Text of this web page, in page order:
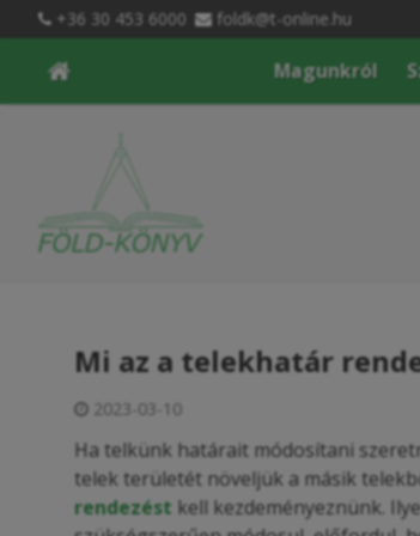
+36 30 453 6000 foldk@t-online.hu
Magunkról
Mi az a telekhatár
2023-03-10
Ha telkünk határait módosítani
telek területét növeljük a másik
rendezést kell kezdeményeznünk.